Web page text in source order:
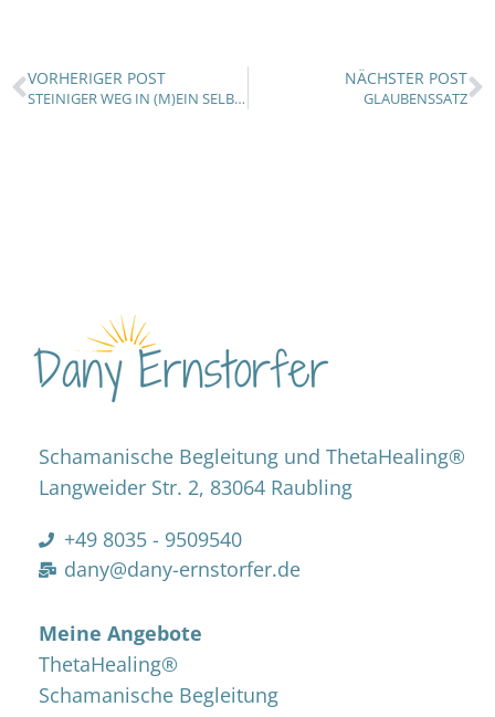
VORHERIGER POST
STEINIGER WEG IN (M)EIN SELBSTBESTIMMTES LEBEN
NÄCHSTER POST
GLAUBENSSATZ
Schamanische Begleitung und ThetaHealing®
Langweider Str. 2, 83064 Raubling
+49 8035 - 9509540
dany@dany-ernstorfer.de
Meine Angebote
ThetaHealing®
Schamanische Begleitung